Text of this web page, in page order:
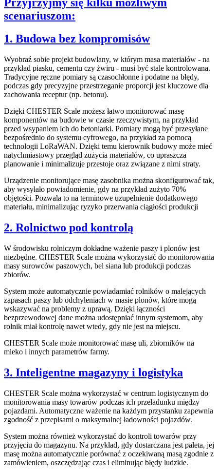
scenariuszom:
1. Budowa bez kompromisów
Wyobraź sobie projekt budowlany, w którym masa materiałów - na
przykład piasku, cementu czy żwiru - musi być stale kontrolowana.
Tradycyjne ręczne pomiary są czasochłonne i podatne na błędy,
podczas gdy precyzyjne przestrzeganie proporcji jest kluczowe dla
zachowania receptur (np. betonu).
Dzięki CHESTER Scale możesz łatwo monitorować masę
komponentów na budowie w czasie rzeczywistym, na przykład
przed wsypaniem ich do betoniarki. Pomiary mogą być przesyłane
bezpośrednio do systemu cyfrowego, na przykład za pomocą
technologii LoRaWAN. Dzięki temu kierownik budowy może mieć
natychmiastowy przegląd zużycia materiałów, co upraszcza
planowanie i minimalizuje przestoje oraz związane z nimi straty.
Urządzenie monitorujące masę zasobnika można skonfigurować tak,
aby wysyłało powiadomienie, gdy na przykład zużyto 70%
objętości. Pozwala to na terminowe uzupełnienie dodatkowego
materiału, minimalizując ryzyko przerwania ciągłości produkcji
2. Rolnictwo pod kontrolą
W środowisku rolniczym dokładne ważenie paszy i plonów jest
niezbędne. CHESTER Scale można wykorzystać do monitorowania
masy surowców paszowych, bel siana lub produkcji podczas
zbiorów.
System może automatycznie powiadamiać rolników o malejących
zapasach paszy lub odchyleniach w masie plonów, które mogą
wskazywać na problemy z uprawą. Dzięki łączności
bezprzewodowej dane można udostępniać innym systemom, aby
rolnik miał kontrolę nawet wtedy, gdy nie jest na miejscu.
CHESTER Scale może monitorować masę uli, zbiorników na
mleko i innych parametrów farmy.
3. Inteligentne magazyny i logistyka
CHESTER Scale można wykorzystać w centrum logistycznym do
monitorowania masy towarów podczas ich przeładunku między
pojazdami. Automatyczne ważenie na każdym przystanku zapewnia
zgodność z przepisami o maksymalnej ładowności pojazdów.
System można również wykorzystać do kontroli towarów przy
przyjęciu do magazynu. Na przykład, gdy dostarczana jest paleta, jej
masę można automatycznie porównać z oczekiwaną masą zgodnie z
zamówieniem, oszczędzając czas i eliminując błędy ludzkie.